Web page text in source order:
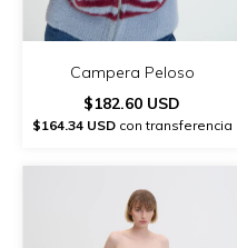
Campera Peloso
$182.60 USD
$164.34 USDcon transferencia